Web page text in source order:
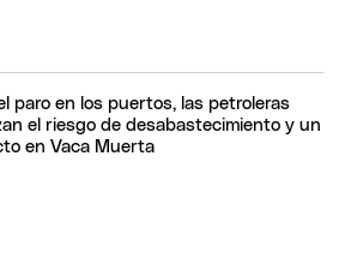
paro en los puertos, las petroleras
el riesgo de desabastecimiento y un
en Vaca Muerta